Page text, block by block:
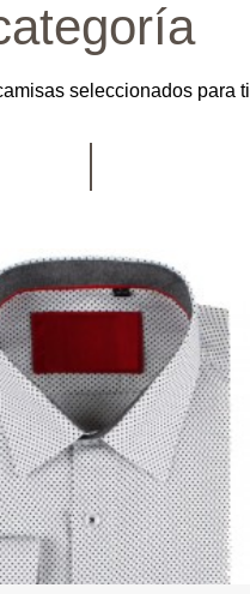
seleccionados para ti